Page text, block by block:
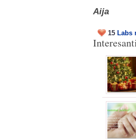
Aija
15 Labs